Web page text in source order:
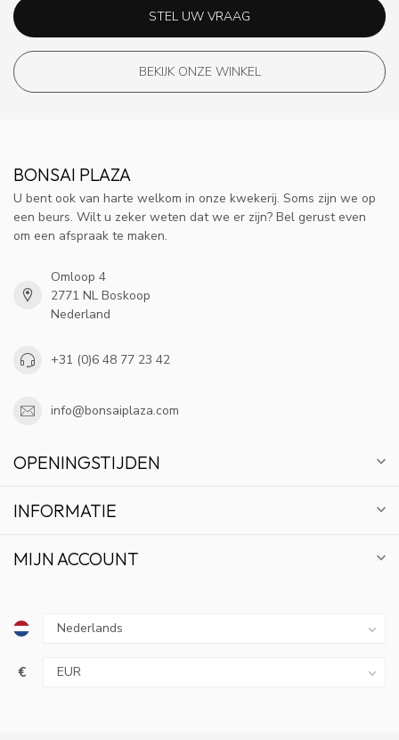
STEL UW VRAAG
BEKIJK ONZE WINKEL
BONSAI PLAZA
U bent ook van harte welkom in onze kwekerij. Soms zijn we op
een beurs. Wilt u zeker weten dat we er zijn? Bel gerust even
om een afspraak te maken.
Omloop 4
2771 NL Boskoop
Nederland
+31 (0)6 48 77 23 42
info@bonsaiplaza.com
OPENINGSTIJDEN
INFORMATIE
MIJN ACCOUNT
€
ABONNEER OP ONZE NIEUWSBRIEF EN BLIJF OP